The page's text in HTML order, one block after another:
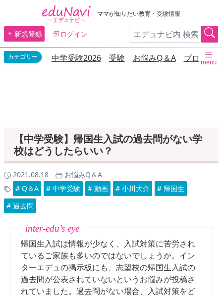
ママが知りたい教育・受験情報
新規登録 ログイン
中学受験2026 受験 お悩みQ＆A ブログmenu
【中学受験】帰国生入試の過去問がない学
校はどうしたらいい？
2021.08.18
お悩みQ＆A
# Q＆A
# 中学受験 # 動画 # 小川大介
# 帰国生
# 過去問
帰国生入試は情報が少なく、入試対策に苦労され
ているご家族も多いのではないでしょうか。イン
ターエデュの掲示板にも、志望校の帰国生入試の
過去問が公表されていないというお悩みが投稿さ
れていました。過去問がない場合、入試対策をど